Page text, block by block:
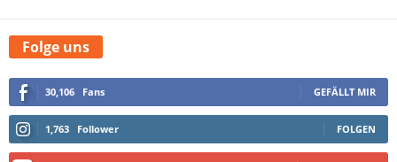
Folge uns
30,106 Fans GEFÄLLT MIR
1,763 Follower FOLGEN